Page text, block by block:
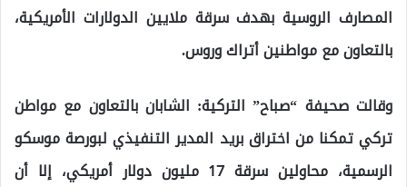
المصارف الروسية بهدف سرقة ملايين الدولارات الأمريكية،
بالتعاون مع مواطنين أتراك وروس.
وقالت صحيفة “صباح” التركية: الشابان بالتعاون مع مواطن
تركي تمكنا من اختراق بريد المدير التنفيذي لبورصة موسكو
الرسمية، محاولين سرقة 17 مليون دولار أمريكي، إلا أن